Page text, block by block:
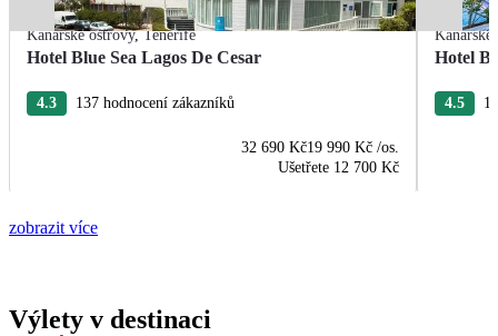
Kanárské ostrovy,Tenerife
Hotel Blue Sea Lagos De Cesar
4.3 137 hodnocení zákazníků
32 690 Kč19 990 Kč /os.
Ušetřete 12 700 Kč
Kanárské
Hotel
4.5
zobrazit více
Výlety v destinaci